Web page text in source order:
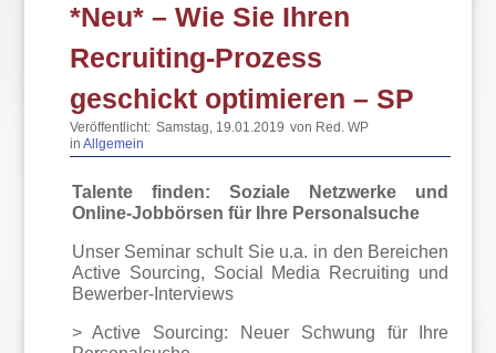
*Neu* – Wie Sie Ihren
Recruiting-Prozess
geschickt optimieren – SP
Veröffentlicht: Samstag, 19.01.2019 von Red. WP
inAllgemein
Talente finden: Soziale Netzwerke und
Online-Jobbörsen für Ihre Personalsuche
Unser Seminar schult Sie u.a. in den Bereichen
Active Sourcing, Social Media Recruiting und
Bewerber-Interviews
> Active Sourcing: Neuer Schwung für Ihre